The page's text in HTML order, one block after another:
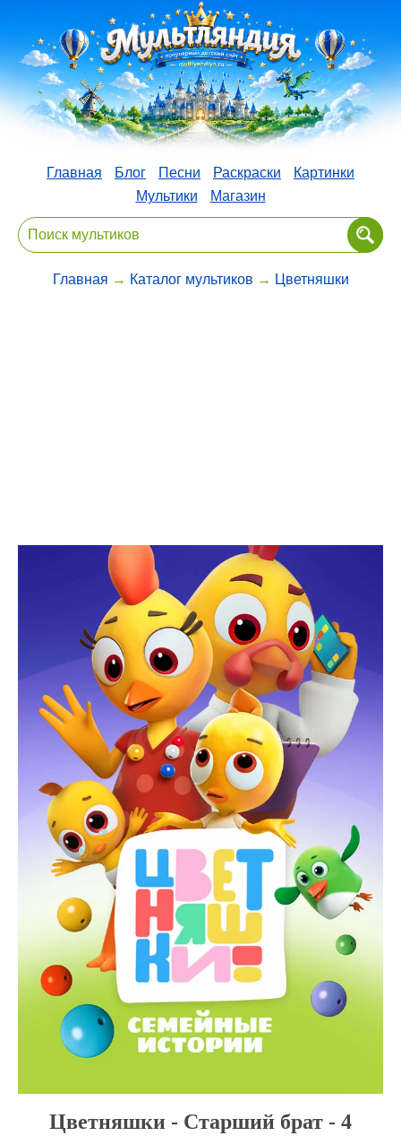
Главная Блог Песни Раскраски
Картинки
Мультики
Магазин
Главная → Каталог мультиков → Цветняшки
Цветняшки - Старший брат - 4